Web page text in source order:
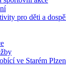
pro děti a
ve Starém